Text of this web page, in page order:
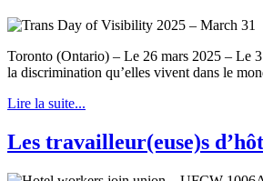
Toronto (Ontario) – Le 26 mars 2025 – Le
la discrimination qu’elles vivent dans le
Lire la suite...
Les travailleur(euse)s